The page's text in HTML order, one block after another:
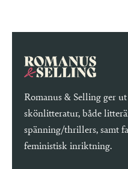
Romanus & Selling ger
skönlitteratur, både
spänning/thrillers, samt
feministisk inriktning.